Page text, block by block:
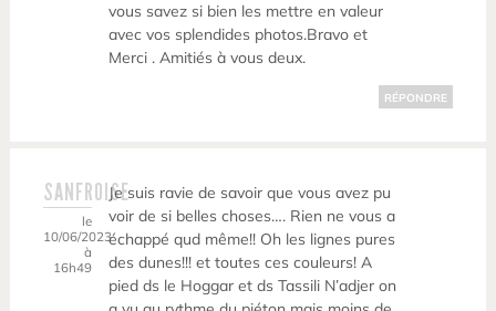
vous savez si bien les mettre en valeur
avec vos splendides photos.Bravo et
Merci . Amitiés à vous deux.
RÉPONDRE
SANFROISE
le
10/06/2023
à
16h49
Je suis ravie de savoir que vous avez pu
voir de si belles choses…. Rien ne vous a
échappé qud même!! Oh les lignes pures
des dunes!!! et toutes ces couleurs! A
pied ds le Hoggar et ds Tassili N’adjer on